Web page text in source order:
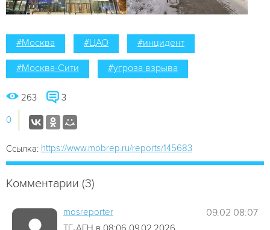
#Москва #ЦАО #инцидент
#Москва-Сити #угроза взрыва
263 3
0
Ссылка: https://www.mobrep.ru/reports/145683
Комментарии (3)
mosreporter 09.02 08:07